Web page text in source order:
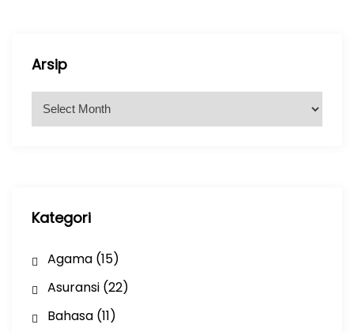
Arsip
Kategori
Agama(15)
Asuransi(22)
Bahasa(11)